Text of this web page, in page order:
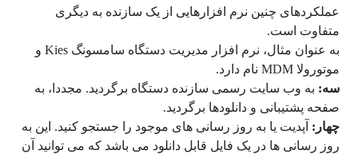
عملکردهای چنین نرم افزارهایی از یک سازنده به دیگری
متفاوت است.
به عنوان مثال، نرم افزار مدیریت دستگاه سامسونگ Kies و
موتورولا MDM نام دارد.
سه:به وب سایت رسمی سازنده دستگاه برگردید. مجددا، به
صفحه پشتیبانی و دانلودها برگردید.
چهار: آپدیت یا به روز رسانی های موجود را جستجو کنید. این به
روز رسانی ها در یک فایل قابل دانلود می باشد که می توانید آن